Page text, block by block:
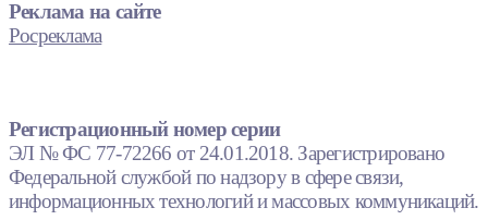
Реклама на сайте
Росреклама
Регистрационный номер серии
ЭЛ № ФС 77-72266 от 24.01.2018. Зарегистрировано
Федеральной службой по надзору в сфере связи,
информационных технологий и массовых коммуникаций.